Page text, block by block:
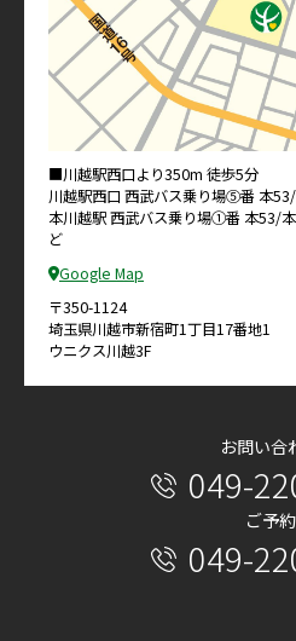
■川越駅西口より350m 徒歩5分
川越駅西口 西武バス乗り場⑤番 本
本川越駅 西武バス乗り場①番 本53/
ど
Google Map
〒350-1124
埼玉県川越市新宿町1丁目17番地1
ウニクス川越3F
お問い合
049-
ご予約
049-